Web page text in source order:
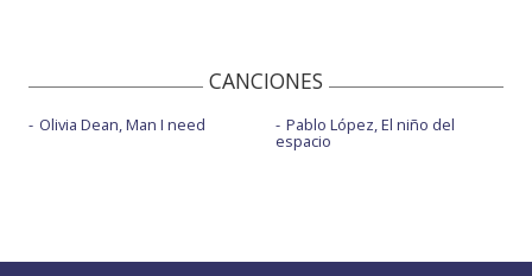
CANCIONES
Olivia Dean, Man I need Pablo López, El niño del
espacio